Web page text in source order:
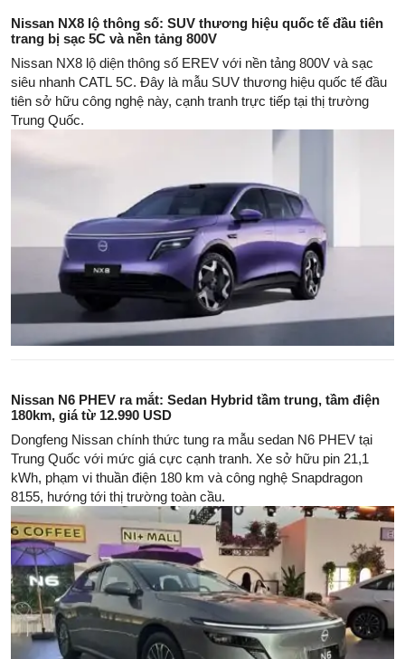
Nissan NX8 lộ thông số: SUV thương hiệu quốc tế đầu tiên
trang bị sạc 5C và nền tảng 800V
Nissan NX8 lộ diện thông số EREV với nền tảng 800V và sạc
siêu nhanh CATL 5C. Đây là mẫu SUV thương hiệu quốc tế đầu
tiên sở hữu công nghệ này, cạnh tranh trực tiếp tại thị trường
Trung Quốc.
Nissan N6 PHEV ra mắt: Sedan Hybrid tầm trung, tầm điện
180km, giá từ 12.990 USD
Dongfeng Nissan chính thức tung ra mẫu sedan N6 PHEV tại
Trung Quốc với mức giá cực cạnh tranh. Xe sở hữu pin 21,1
kWh, phạm vi thuần điện 180 km và công nghệ Snapdragon
8155, hướng tới thị trường toàn cầu.